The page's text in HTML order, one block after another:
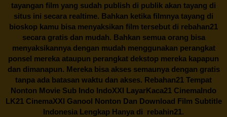
tayangan film yang sudah publish di publik akan tayang di
situs ini secara realtime. Bahkan ketika filmnya tayang di
bioskop kamu bisa menyaksikan film tersebut di rebahan21
secara gratis dan mudah. Bahkan semua orang bisa
menyaksikannya dengan mudah menggunakan perangkat
ponsel mereka ataupun perangkat dekstop mereka kapapun
dan dimanapun. Mereka bisa akses semaunya dengan gratis
tanpa ada batasan waktu dan akses. Rebahan21 Tempat
Nonton Movie Sub Indo IndoXXI LayarKaca21 CinemaIndo
LK21 CinemaXXI Ganool Nonton Dan Download Film Subtitle
Indonesia Lengkap Hanya di rebahin21.